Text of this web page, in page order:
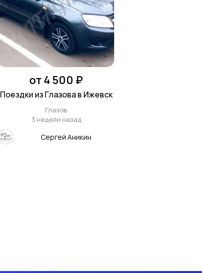
от 4 500 ₽
Поездки из Глазова в Ижевск
Глазов
3 недели назад
Сергей Аникин